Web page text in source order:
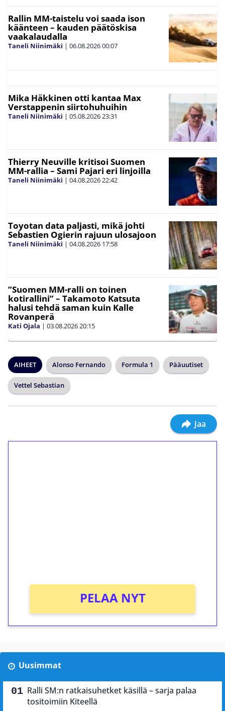
Rallin MM-taistelu voi saada ison
käänteen – kauden päätöskisa
vaakalaudalla
Taneli Niinimäki | 06.08.202600:07
Mika Häkkinen otti kantaa Max
Verstappenin siirtohuhuihin
Taneli Niinimäki | 05.08.202623:31
Thierry Neuville kritisoi Suomen
MM-rallia – Sami Pajari eri linjoilla
Taneli Niinimäki | 04.08.202622:42
Toyotan data paljasti, mikä johti
Sebastien Ogierin rajuun ulosajoon
Taneli Niinimäki | 04.08.2026 17:58
”Suomen MM-ralli on toinen
kotirallini” – Takamoto Katsuta
halusi tehdä saman kuin Kalle
Rovanperä
Kati Ojala | 03.08.202620:15
AIHEET Alonso Fernando Formula 1 Pääuutiset
Vettel Sebastian
Jaa
PELAA NYT
Uusimmat
Ralli SM:n ratkaisuhetket käsillä – sarja palaa
tositoimiin Kiteellä